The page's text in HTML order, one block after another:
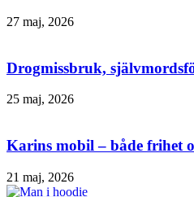
27 maj, 2026
Drogmissbruk,
25 maj, 2026
Karins mobil – både frihet
21 maj, 2026